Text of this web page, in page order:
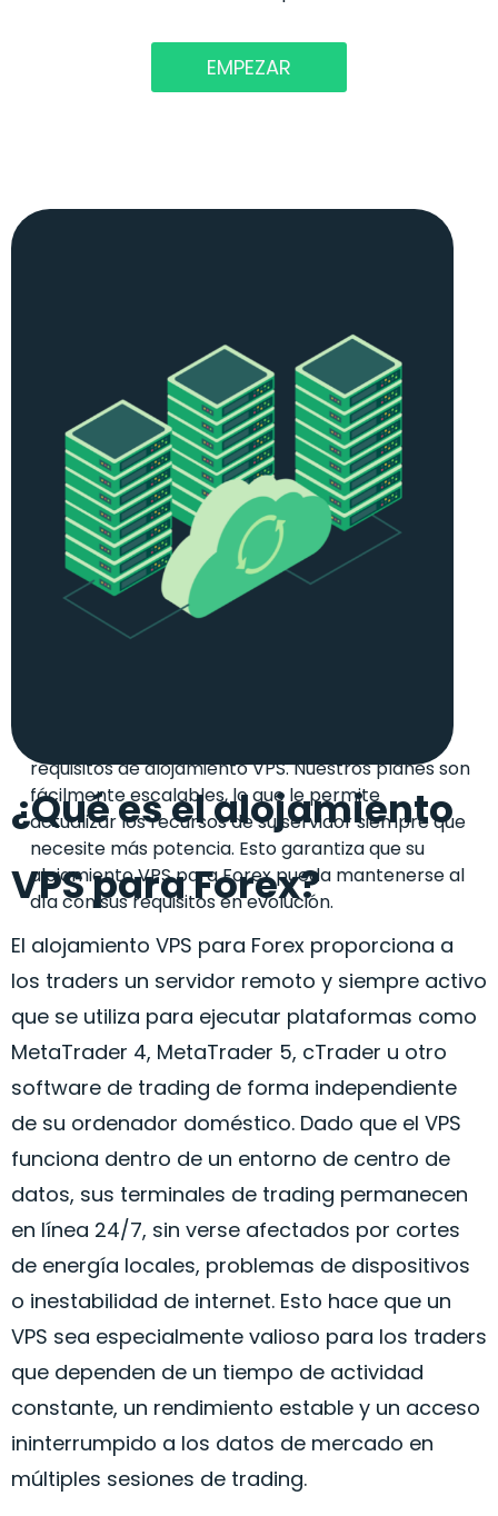
requisitos de alojamiento VPS. Nuestros planes son
fácilmente escalables, lo que le permite
actualizar los recursos de su servidor siempre que
necesite más potencia. Esto garantiza que su
alojamiento VPS paraForexpueda mantenerse al
día con sus requisitos en evolución.
EMPEZAR
¿Qué es el alojamiento
VPS para Forex?
El alojamiento VPS para Forex proporciona a
los traders un servidor remoto y siempre activo
que se utiliza para ejecutar plataformas como
MetaTrader 4, MetaTrader 5, cTrader u otro
software de trading de forma independiente
de su ordenador doméstico. Dado que el VPS
funciona dentro de un entorno de centro de
datos, sus terminales de trading permanecen
en línea 24/7, sin verse afectados por cortes
de energía locales, problemas de dispositivos
o inestabilidad de internet. Esto hace que un
VPS sea especialmente valioso para los traders
que dependen de un tiempo de actividad
constante, un rendimiento estable y un acceso
ininterrumpido a los datos de mercado en
múltiples sesiones de trading.